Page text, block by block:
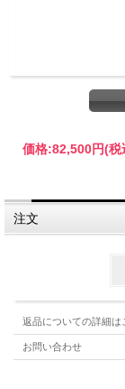
キャッチサー
価格:82,500円(税
注文
返品についての詳細は
お問い合わせ